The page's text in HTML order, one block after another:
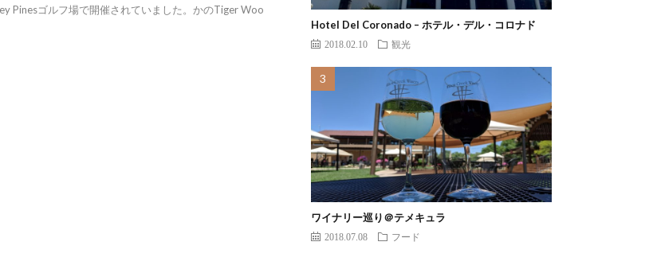
Pinesゴルフ場で開催されていました。かのTiger Woo
Hotel Del Coronado – ホテル・デル・コロナド
2018.02.10 観光
ワイナリー巡り＠テメキュラ
2018.07.08 フード